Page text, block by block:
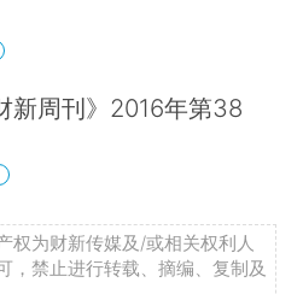
新周刊》2016年第38
权为财新传媒及/或相关权利人
，禁止进行转载、摘编、复制及